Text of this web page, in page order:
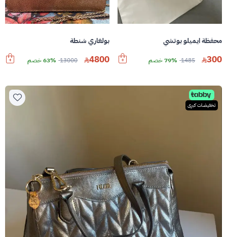
محفظة ايميلو بوتشي
300
1485 79% خصم
بولغاري شنطة
4800
13000 63% خصم
تخفيضات كبرى